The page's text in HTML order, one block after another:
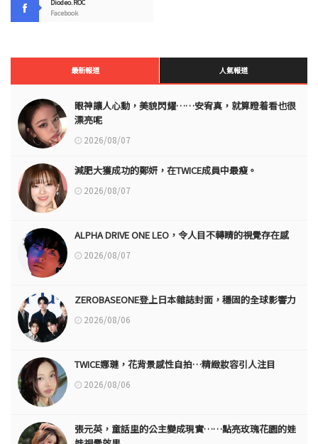
Diodeo.ROC
Facebook
最新報道 人氣報道
眼神讓人心動，美貌閃耀……安宥真，就算瞪着看也很
漂亮呢
2026/08/07
減肥大獲成功的鄭妍，在TWICE成員中最瘦。
2026/08/07
ALPHA DRIVE ONE LEO，令人目不轉睛的視覺存在感
2026/08/07
ZEROBASEONE登上日本雜誌封面，穩固的全球影響力
2026/08/06
TWICE娜璉，花背景感性自拍…精緻妝容引人注目
2026/08/06
張元英，童話里的公主變成現實……點亮玫瑰花園的娃